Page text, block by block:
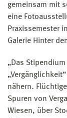
gemeinsam mit
eine
Praxissemester
Galerie Hinter
„Das
nähern.
Spuren von
Wiesen, über